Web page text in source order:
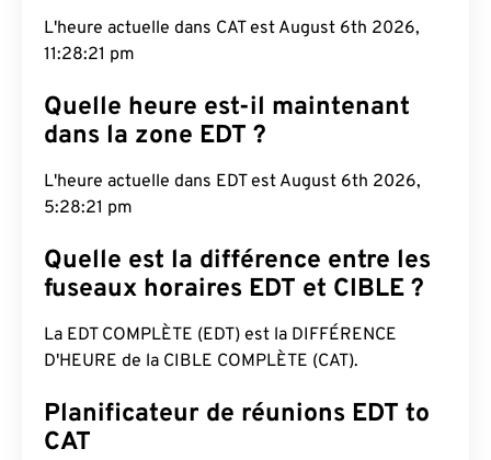
L'heure actuelle dans CAT est August 6th 2026,
11:28:21 pm
Quelle heure est-il maintenant
dans la zone EDT ?
L'heure actuelle dans EDT est August 6th 2026,
5:28:21 pm
Quelle est la différence entre les
fuseaux horaires EDT et CIBLE ?
La EDT COMPLÈTE (EDT) est la DIFFÉRENCE
D'HEURE de la CIBLE COMPLÈTE (CAT).
Planificateur de réunions EDT to
CAT